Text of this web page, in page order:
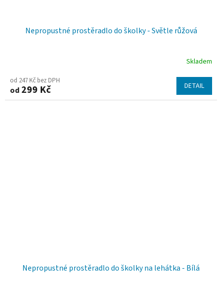
Nepropustné prostěradlo do školky - Světle růžová
Skladem
od 247 Kč bez DPH
od 299 Kč DETAIL
Nepropustné prostěradlo do školky na lehátka - Bílá